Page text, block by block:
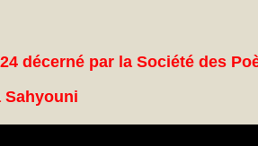
décerné par la Société des
Sahyouni